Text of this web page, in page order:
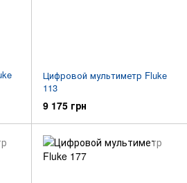
Цифровой мультиметр Fluke
113
9 175 грн